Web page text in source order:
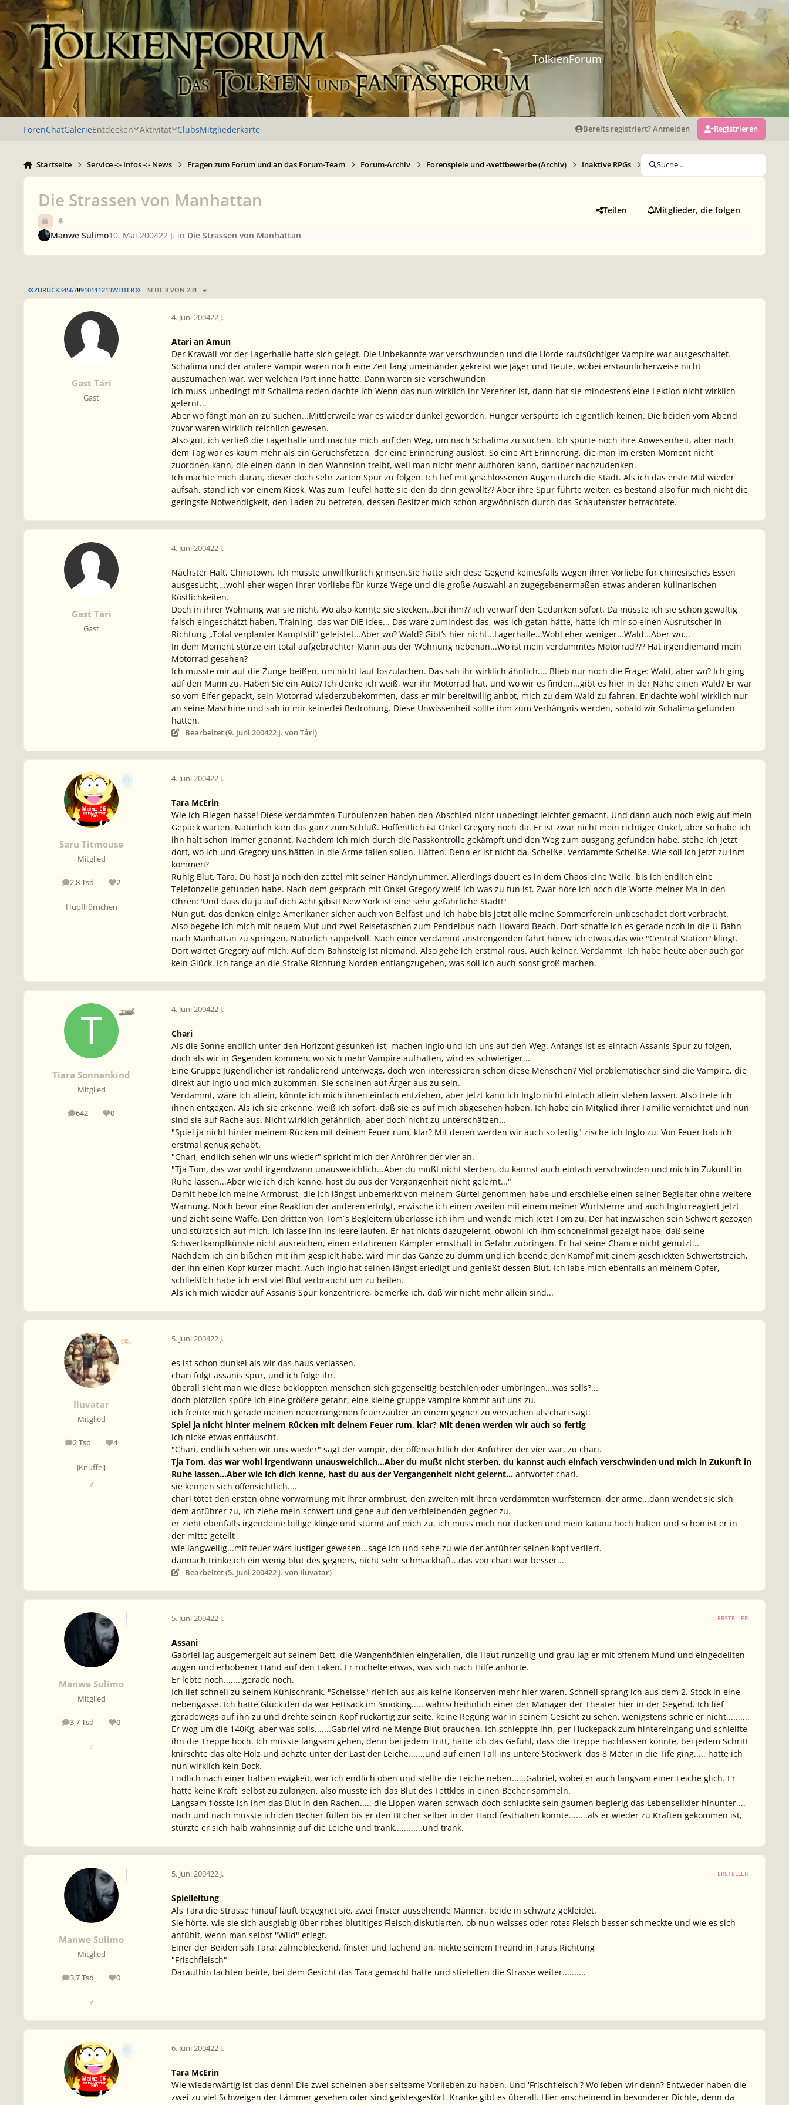
Zu Inhalt springen
TolkienForum
ForenChatGalerieEntdecken Aktivität ClubsMitgliederkarte Bereits registriert? Anmelden Registrieren
Startseite Service -:- Infos -:- News Fragen zum Forum und an das Forum-Team Forum-Archiv Forenspiele und -wettbewerbe (Archiv) Inaktive RPGs Die Strassen von Manhattan
Suche …
Die Strassen von Manhattan Teilen Mitglieder, die folgen
Manwe Sulimo10. Mai 200422 J. in Die Strassen von Manhattan
ERSTE SEITE
ZURÜCK345678910111213WEITER LETZTE SEITE
SEITE 8 VON 231
Gast Tári
Gast
4. Juni 200422 J.
Atari an Amun
Der Krawall vor der Lagerhalle hatte sich gelegt. Die Unbekannte war verschwunden und die Horde raufsüchtiger Vampire war ausgeschaltet.
Schalima und der andere Vampir waren noch eine Zeit lang umeinander gekreist wie Jäger und Beute, wobei erstaunlicherweise nicht
auszumachen war, wer welchen Part inne hatte. Dann waren sie verschwunden,
Ich muss unbedingt mit Schalima reden dachte ich Wenn das nun wirklich ihr Verehrer ist, dann hat sie mindestens eine Lektion nicht wirklich
gelernt...
Aber wo fängt man an zu suchen...Mittlerweile war es wieder dunkel geworden. Hunger verspürte ich eigentlich keinen. Die beiden vom Abend
zuvor waren wirklich reichlich gewesen.
Also gut, ich verließ die Lagerhalle und machte mich auf den Weg, um nach Schalima zu suchen. Ich spürte noch ihre Anwesenheit, aber nach
dem Tag war es kaum mehr als ein Geruchsfetzen, der eine Erinnerung auslöst. So eine Art Erinnerung, die man im ersten Moment nicht
zuordnen kann, die einen dann in den Wahnsinn treibt, weil man nicht mehr aufhören kann, darüber nachzudenken.
Ich machte mich daran, dieser doch sehr zarten Spur zu folgen. Ich lief mit geschlossenen Augen durch die Stadt. Als ich das erste Mal wieder
aufsah, stand ich vor einem Kiosk. Was zum Teufel hatte sie den da drin gewollt?? Aber ihre Spur führte weiter, es bestand also für mich nicht die
geringste Notwendigkeit, den Laden zu betreten, dessen Besitzer mich schon argwöhnisch durch das Schaufenster betrachtete.
Gast Tári
Gast
4. Juni 200422 J.
Nächster Halt, Chinatown. Ich musste unwillkürlich grinsen.Sie hatte sich dese Gegend keinesfalls wegen ihrer Vorliebe für chinesisches Essen
ausgesucht,...wohl eher wegen ihrer Vorliebe für kurze Wege und die große Auswahl an zugegebenermaßen etwas anderen kulinarischen
Köstlichkeiten.
Doch in ihrer Wohnung war sie nicht. Wo also konnte sie stecken...bei ihm?? ich verwarf den Gedanken sofort. Da müsste ich sie schon gewaltig
falsch eingeschätzt haben. Training, das war DIE Idee... Das wäre zumindest das, was ich getan hätte, hätte ich mir so einen Ausrutscher in
Richtung „Total verplanter Kampfstil“ geleistet...Aber wo? Wald? Gibt’s hier nicht...Lagerhalle...Wohl eher weniger...Wald...Aber wo...
In dem Moment stürze ein total aufgebrachter Mann aus der Wohnung nebenan...Wo ist mein verdammtes Motorrad??? Hat irgendjemand mein
Motorrad gesehen?
Ich musste mir auf die Zunge beißen, um nicht laut loszulachen. Das sah ihr wirklich ähnlich.... Blieb nur noch die Frage: Wald, aber wo? Ich ging
auf den Mann zu. Haben Sie ein Auto? Ich denke ich weiß, wer ihr Motorrad hat, und wo wir es finden...gibt es hier in der Nähe einen Wald? Er war
so vom Eifer gepackt, sein Motorrad wiederzubekommen, dass er mir bereitwillig anbot, mich zu dem Wald zu fahren. Er dachte wohl wirklich nur
an seine Maschine und sah in mir keinerlei Bedrohung. Diese Unwissenheit sollte ihm zum Verhängnis werden, sobald wir Schalima gefunden
hatten.
Bearbeitet (9. Juni 200422 J. von Tári)
Saru Titmouse
Mitglied
2,8 Tsd
Beiträge 2
Reputation
Hupfhörnchen
4. Juni 200422 J.
Tara McErin
Wie ich Fliegen hasse! Diese verdammten Turbulenzen haben den Abschied nicht unbedingt leichter gemacht. Und dann auch noch ewig auf mein
Gepäck warten. Natürlich kam das ganz zum Schluß. Hoffentlich ist Onkel Gregory noch da. Er ist zwar nicht mein richtiger Onkel, aber so habe ich
ihn halt schon immer genannt. Nachdem ich mich durch die Passkontrolle gekämpft und den Weg zum ausgang gefunden habe, stehe ich jetzt
dort, wo ich und Gregory uns hätten in die Arme fallen sollen. Hätten. Denn er ist nicht da. Scheiße. Verdammte Scheiße. Wie soll ich jetzt zu ihm
kommen?
Ruhig Blut, Tara. Du hast ja noch den zettel mit seiner Handynummer. Allerdings dauert es in dem Chaos eine Weile, bis ich endlich eine
Telefonzelle gefunden habe. Nach dem gespräch mit Onkel Gregory weiß ich was zu tun ist. Zwar höre ich noch die Worte meiner Ma in den
Ohren:"Und dass du ja auf dich Acht gibst! New York ist eine sehr gefährliche Stadt!"
Nun gut, das denken einige Amerikaner sicher auch von Belfast und ich habe bis jetzt alle meine Sommerferein unbeschadet dort verbracht.
Also begebe ich mich mit neuem Mut und zwei Reisetaschen zum Pendelbus nach Howard Beach. Dort schaffe ich es gerade ncoh in die U-Bahn
nach Manhattan zu springen. Natürlich rappelvoll. Nach einer verdammt anstrengenden fahrt hörew ich etwas das wie "Central Station" klingt.
Dort wartet Gregory auf mich. Auf dem Bahnsteig ist niemand. Also gehe ich erstmal raus. Auch keiner. Verdammt, ich habe heute aber auch gar
kein Glück. Ich fange an die Straße Richtung Norden entlangzugehen, was soll ich auch sonst groß machen.
Tiara Sonnenkind
Mitglied
642
Beiträge 0
Reputation
4. Juni 200422 J.
Chari
Als die Sonne endlich unter den Horizont gesunken ist, machen Inglo und ich uns auf den Weg. Anfangs ist es einfach Assanis Spur zu folgen,
doch als wir in Gegenden kommen, wo sich mehr Vampire aufhalten, wird es schwieriger...
Eine Gruppe Jugendlicher ist randalierend unterwegs, doch wen interessieren schon diese Menschen? Viel problematischer sind die Vampire, die
direkt auf Inglo und mich zukommen. Sie scheinen auf Ärger aus zu sein.
Verdammt, wäre ich allein, könnte ich mich ihnen einfach entziehen, aber jetzt kann ich Inglo nicht einfach allein stehen lassen. Also trete ich
ihnen entgegen. Als ich sie erkenne, weiß ich sofort, daß sie es auf mich abgesehen haben. Ich habe ein Mitglied ihrer Familie vernichtet und nun
sind sie auf Rache aus. Nicht wirklich gefährlich, aber doch nicht zu unterschätzen...
"Spiel ja nicht hinter meinem Rücken mit deinem Feuer rum, klar? Mit denen werden wir auch so fertig" zische ich Inglo zu. Von Feuer hab ich
erstmal genug gehabt.
"Chari, endlich sehen wir uns wieder" spricht mich der Anführer der vier an.
"Tja Tom, das war wohl irgendwann unausweichlich...Aber du mußt nicht sterben, du kannst auch einfach verschwinden und mich in Zukunft in
Ruhe lassen...Aber wie ich dich kenne, hast du aus der Vergangenheit nicht gelernt..."
Damit hebe ich meine Armbrust, die ich längst unbemerkt von meinem Gürtel genommen habe und erschieße einen seiner Begleiter ohne weitere
Warnung. Noch bevor eine Reaktion der anderen erfolgt, erwische ich einen zweiten mit einem meiner Wurfsterne und auch Inglo reagiert jetzt
und zieht seine Waffe. Den dritten von Tom´s Begleitern überlasse ich ihm und wende mich jetzt Tom zu. Der hat inzwischen sein Schwert gezogen
und stürzt sich auf mich. Ich lasse ihn ins leere laufen. Er hat nichts dazugelernt, obwohl ich ihm schoneinmal gezeigt habe, daß seine
Schwertkampfkünste nicht ausreichen, einen erfahrenen Kämpfer ernsthaft in Gefahr zubringen. Er hat seine Chance nicht genutzt...
Nachdem ich ein bißchen mit ihm gespielt habe, wird mir das Ganze zu dumm und ich beende den Kampf mit einem geschickten Schwertstreich,
der ihn einen Kopf kürzer macht. Auch Inglo hat seinen längst erledigt und genießt dessen Blut. Ich labe mich ebenfalls an meinem Opfer,
schließlich habe ich erst viel Blut verbraucht um zu heilen.
Als ich mich wieder auf Assanis Spur konzentriere, bemerke ich, daß wir nicht mehr allein sind...
Iluvatar
Mitglied
2 TsdBeiträge 4
Reputation
]Knuffel[
♂
5. Juni 200422 J.
es ist schon dunkel als wir das haus verlassen.
chari folgt assanis spur, und ich folge ihr.
überall sieht man wie diese bekloppten menschen sich gegenseitig bestehlen oder umbringen...was solls?...
doch plötzlich spüre ich eine größere gefahr, eine kleine gruppe vampire kommt auf uns zu.
ich freute mich gerade meinen neuerrungenen feuerzauber an einem gegner zu versuchen als chari sagt:
Spiel ja nicht hinter meinem Rücken mit deinem Feuer rum, klar? Mit denen werden wir auch so fertig
ich nicke etwas enttäuscht.
"Chari, endlich sehen wir uns wieder" sagt der vampir, der offensichtlich der Anführer der vier war, zu chari.
Tja Tom, das war wohl irgendwann unausweichlich...Aber du mußt nicht sterben, du kannst auch einfach verschwinden und mich in Zukunft in
Ruhe lassen...Aber wie ich dich kenne, hast du aus der Vergangenheit nicht gelernt... antwortet chari.
sie kennen sich offensichtlich....
chari tötet den ersten ohne vorwarnung mit ihrer armbrust, den zweiten mit ihren verdammten wurfsternen, der arme...dann wendet sie sich
dem anführer zu, ich ziehe mein schwert und gehe auf den verbleibenden gegner zu.
er zieht ebenfalls irgendeine billige klinge und stürmt auf mich zu. ich muss mich nur ducken und mein katana hoch halten und schon ist er in
der mitte geteilt
wie langweilig...mit feuer wärs lustiger gewesen...sage ich und sehe zu wie der anführer seinen kopf verliert.
dannach trinke ich ein wenig blut des gegners, nicht sehr schmackhaft...das von chari war besser....
Bearbeitet (5. Juni 200422 J. von Iluvatar)
Manwe Sulimo
Mitglied
3,7 Tsd
Beiträge 0
Reputation
♂
5. Juni 200422 J. ERSTELLER
Assani
Gabriel lag ausgemergelt auf seinem Bett, die Wangenhöhlen eingefallen, die Haut runzellig und grau lag er mit offenem Mund und eingedellten
augen und erhobener Hand auf den Laken. Er röchelte etwas, was sich nach Hilfe anhörte.
Er lebte noch........gerade noch.
Ich lief schnell zu seinem Kühlschrank. "Scheisse" rief ich aus als keine Konserven mehr hier waren. Schnell sprang ich aus dem 2. Stock in eine
nebengasse. Ich hatte Glück den da war Fettsack im Smoking..... wahrscheihnlich einer der Manager der Theater hier in der Gegend. Ich lief
geradewegs auf ihn zu und drehte seinen Kopf ruckartig zur seite. keine Regung war in seinem Gesicht zu sehen, wenigstens schrie er nicht..........
Er wog um die 140Kg, aber was solls.......Gabriel wird ne Menge Blut brauchen. Ich schleppte ihn, per Huckepack zum hintereingang und schleifte
ihn die Treppe hoch. Ich musste langsam gehen, denn bei jedem Tritt, hatte ich das Gefühl, dass die Treppe nachlassen könnte, bei jedem Schritt
knirschte das alte Holz und ächzte unter der Last der Leiche.......und auf einen Fall ins untere Stockwerk, das 8 Meter in die Tife ging..... hatte ich
nun wirklich kein Bock.
Endlich nach einer halben ewigkeit, war ich endlich oben und stellte die Leiche neben......Gabriel, wobei er auch langsam einer Leiche glich. Er
hatte keine Kraft, selbst zu zulangen, also musste ich das Blut des Fettklos in einen Becher sammeln.
Langsam flösste ich ihm das Blut in den Rachen..... die Lippen waren schwach doch schluckte sein gaumen begierig das Lebenselixier hinunter....
nach und nach musste ich den Becher füllen bis er den BEcher selber in der Hand festhalten konnte........als er wieder zu Kräften gekommen ist,
stürzte er sich halb wahnsinnig auf die Leiche und trank,...........und trank.
Manwe Sulimo
Mitglied
3,7 Tsd
Beiträge 0
Reputation
♂
5. Juni 200422 J. ERSTELLER
Spielleitung
Als Tara die Strasse hinauf läuft begegnet sie, zwei finster aussehende Männer, beide in schwarz gekleidet.
Sie hörte, wie sie sich ausgiebig über rohes blutitiges Fleisch diskutierten, ob nun weisses oder rotes Fleisch besser schmeckte und wie es sich
anfühlt, wenn man selbst "Wild" erlegt.
Einer der Beiden sah Tara, zähnebleckend, finster und lächend an, nickte seinem Freund in Taras Richtung
"Frischfleisch"
Daraufhin lachten beide, bei dem Gesicht das Tara gemacht hatte und stiefelten die Strasse weiter..........
6. Juni 200422 J.
Tara McErin
Wie wiederwärtig ist das denn! Die zwei scheinen aber seltsame Vorlieben zu haben. Und 'Frischfleisch'? Wo leben wir denn? Entweder haben die
zwei zu viel Schweigen der Lämmer gesehen oder sind geistesgestört. Kranke gibt es überall. Hier anscheinend in besonderer Dichte, denn da